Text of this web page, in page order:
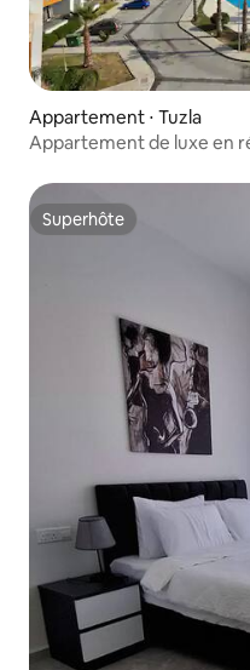
Appartement ⋅ Tuzla
Appartement de luxe en
Superhôte
Superhôte